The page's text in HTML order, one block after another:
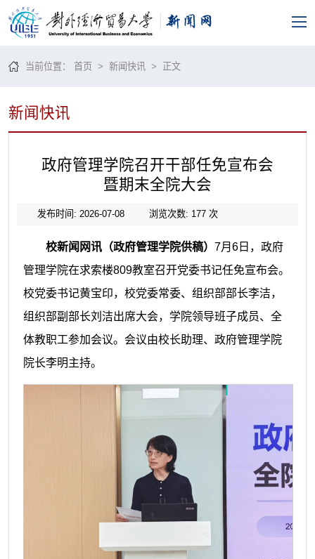
当前位置：首页 >新闻快讯 > 正文
新闻快讯
政府管理学院召开干部任免宣布会
暨期末全院大会
发布时间: 2026-07-08 浏览次数: 177次
校新闻网讯（政府管理学院供稿） 7月6日，政府
管理学院在求索楼809教室召开党委书记任免宣布会。
校党委书记黄宝印，校党委常委、组织部部长李洁，
组织部副部长刘洁出席大会，学院领导班子成员、全
体教职工参加会议。会议由校长助理、政府管理学院
院长李明主持。